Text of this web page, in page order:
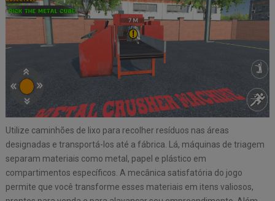
Utilize caminhões de lixo para recolher resíduos nas áreas
designadas e transportá-los até a fábrica. Lá, máquinas de triagem
separam materiais como metal, papel e plástico em
compartimentos específicos. A mecânica satisfatória do jogo
permite que você transforme esses materiais em itens valiosos,